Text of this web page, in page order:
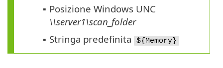
▪ Posizione Windows UNC
\\server1\scan_folder
▪ Stringa predefinita ${Memory}